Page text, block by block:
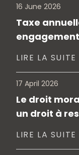
16 June 2026
Taxe
LIRE LA SUITE
17 April 2026
Le droit
un droit à
LIRE LA SUITE